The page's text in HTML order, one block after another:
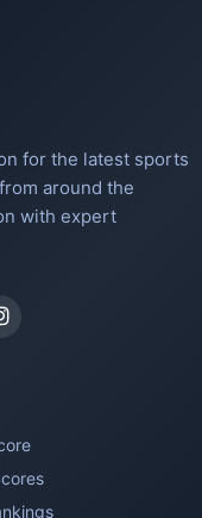
for the latest sports
around the
with expert